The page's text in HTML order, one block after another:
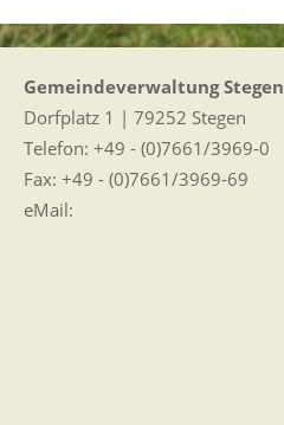
Gemeindeverwaltung Stegen
Dorfplatz 1 | 79252 Stegen
Telefon: +49 - (0)7661/3969-0
Fax: +49 - (0)7661/3969-69
eMail: